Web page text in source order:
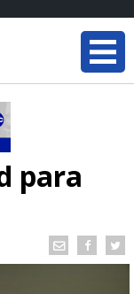
para